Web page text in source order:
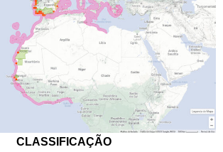
CLASSIFICAÇÃO